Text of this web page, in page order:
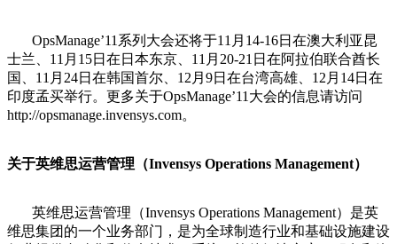
OpsManage’11系列大会还将于11月14-16日在澳大利亚昆
士兰、11月15日在日本东京、11月20-21日在阿拉伯联合酋长
国、11月24日在韩国首尔、12月9日在台湾高雄、12月14日在
印度孟买举行。更多关于OpsManage’11大会的信息请访问
http://opsmanage.invensys.com。
关于英维思运营管理（Invensys Operations Management）
英维思运营管理（Invensys Operations Management）是英
维思集团的一个业务部门，是为全球制造行业和基础设施建设